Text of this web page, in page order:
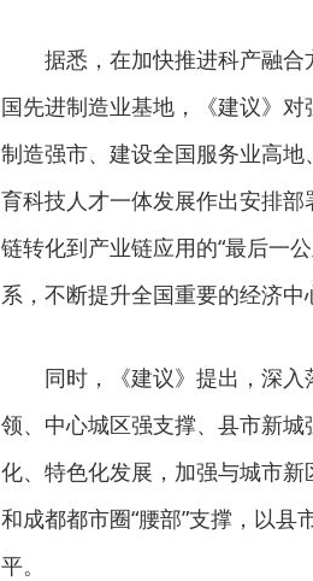
据悉，在加快推进科产融
国先进制造业基地，《建议》
制造强市、建设全国服务业高地
育科技人才一体发展作出安排部
链转化到产业链应用的“最后一
系，不断提升全国重要的经济中
同时，《建议》提出，深入
领、中心城区强支撑、县市新城
化、特色化发展，加强与城市
和成都都市圈“腰部”支撑，以
平。